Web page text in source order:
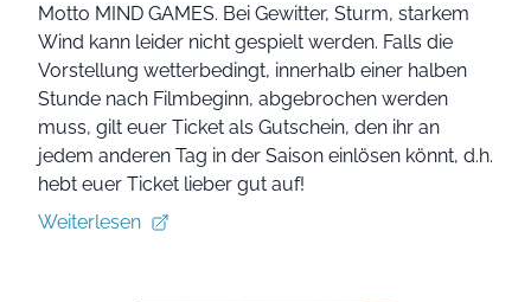
Motto MIND GAMES. Bei Gewitter, Sturm, starkem
Wind kann leider nicht gespielt werden. Falls die
Vorstellung wetterbedingt, innerhalb einer halben
Stunde nach Filmbeginn, abgebrochen werden
muss, gilt euer Ticket als Gutschein, den ihr an
jedem anderen Tag in der Saison einlösen könnt, d.h.
hebt euer Ticket lieber gut auf!
Weiterlesen